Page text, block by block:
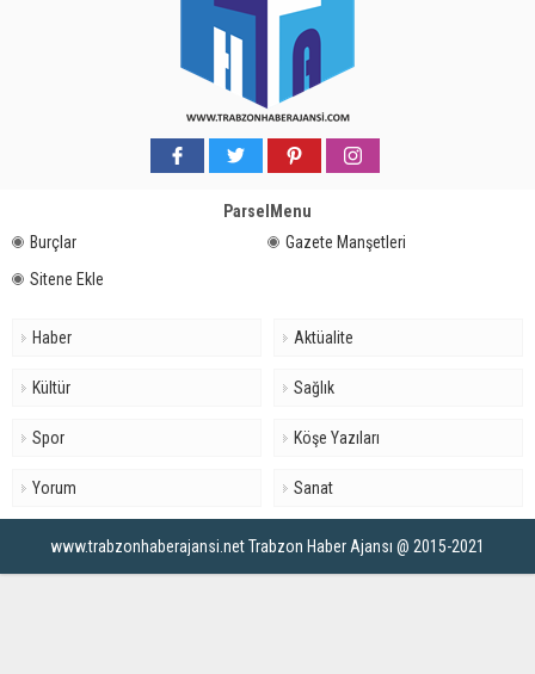
ParselMenu
Burçlar
Gazete Manşetleri
Sitene Ekle
Haber Aktüalite
Kültür Sağlık
Spor Köşe Yazıları
Yorum Sanat
www.trabzonhaberajansi.net Trabzon Haber Ajansı @ 2015-2021